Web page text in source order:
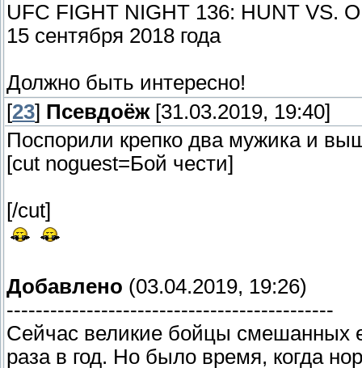
UFC FIGHT NIGHT 136: HUNT VS.
15 сентября 2018 года
Должно быть интересно!
[23] Псевдоёж[31.03.2019, 19:40]
Поспорили крепко два мужика и
[cut noguest=Бой чести]
[/cut]
Добавлено (03.04.2019, 19:26)
---------------------------------------------
Сейчас великие бойцы смешанных
раза в год. Но было время, когда